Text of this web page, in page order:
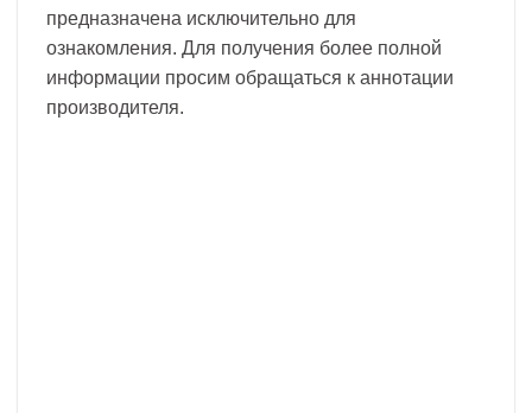
предназначена исключительно для
ознакомления. Для получения более полной
информации просим обращаться к аннотации
производителя.